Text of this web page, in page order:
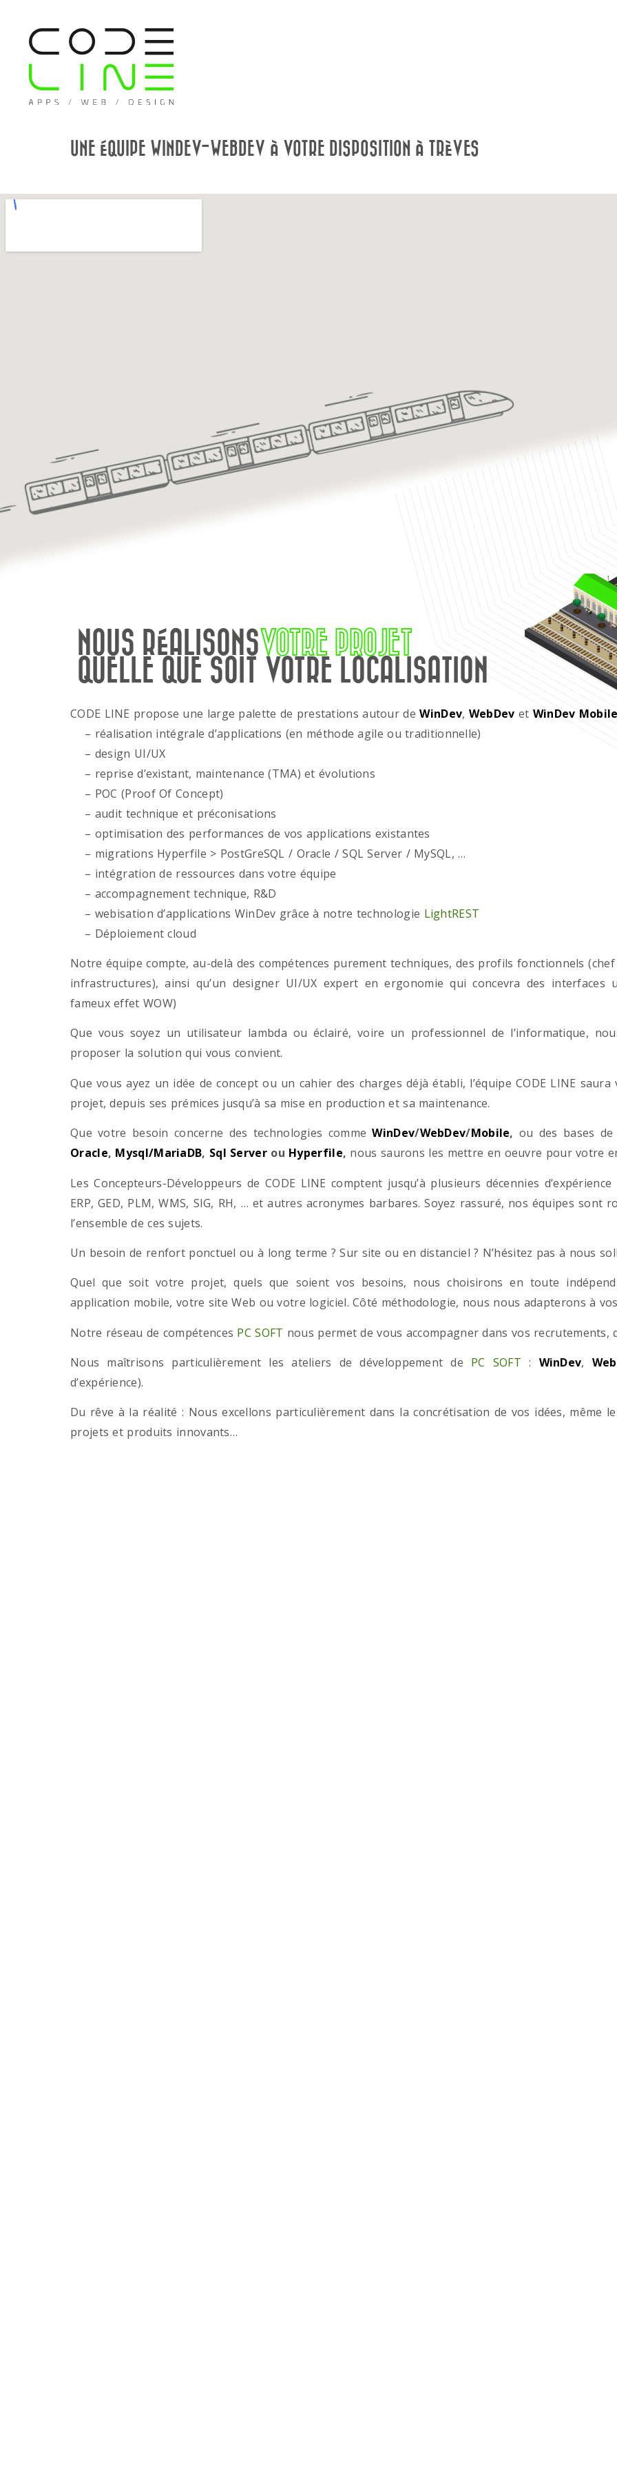
UNE ÉQUIPE WINDEV-WEBDEV À VOTRE DISPOSITION À TRÈVES
NOUS RÉALISONSVOTRE PROJET
QUELLE QUE SOIT VOTRE LOCALISATION
CODE LINE propose une large palette de prestations autour deWinDev, WebDev et WinDev
– réalisation intégrale d’applications (en méthode agile ou traditionnelle)
– design UI/UX
– reprise d’existant, maintenance (TMA) et évolutions
– POC (Proof Of Concept)
– audit technique et préconisations
– optimisation des performances de vos applications existantes
– migrations Hyperfile > PostGreSQL / Oracle / SQL Server / MySQL, …
– intégration de ressources dans votre équipe
– accompagnement technique, R&D
– webisation d’applications WinDev grâce à notre technologie LightREST
– Déploiement cloud
Notre équipe compte, au-delà des compétences purement techniques, des profils fonctionnels
infrastructures), ainsi qu’un designer UI/UX expert en ergonomie qui concevra des
fameux effet WOW)
Que vous soyez un utilisateur lambda ou éclairé, voire un professionnel de l’informatique,
proposer la solution qui vous convient.
Que vous ayez un idée de concept ou un cahier des charges déjà établi, l’équipe CODE LINE
projet, depuis ses prémices jusqu’à sa mise en production et sa maintenance.
Que votre besoin concerne des technologies commeWinDev/WebDev/Mobile, ou des bases
Oracle, Mysql/MariaDB, Sql Serverou Hyperfile, nous saurons les mettre en oeuvre pour votre
Les Concepteurs-Développeurs de CODE LINE comptent jusqu’à plusieurs décennies
ERP, GED, PLM, WMS, SIG, RH, … et autres acronymes barbares. Soyez rassuré, nos équipes
l’ensemble de ces sujets.
Un besoin de renfort ponctuel ou à long terme ? Sur site ou en distanciel ? N’hésitez pas à nous
Quel que soit votre projet, quels que soient vos besoins, nous choisirons en toute
application mobile, votre site Web ou votre logiciel. Côté méthodologie, nous nous adapterons à
Notre réseau de compétences PC SOFT nous permet de vous accompagner dans vos
Nous maîtrisons particulièrement les ateliers de développement de PC SOFT : WinDev,
d’expérience).
Du rêve à la réalité : Nous excellons particulièrement dans la concrétisation de vos idées, même
projets et produits innovants…